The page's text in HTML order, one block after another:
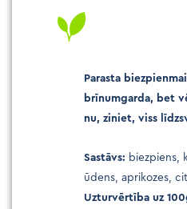
Parasta
brīnumgarda, bet
nu, ziniet, viss
Sastāvs: biezpiens,
ūdens, aprikozes,
Uzturvērtība uz